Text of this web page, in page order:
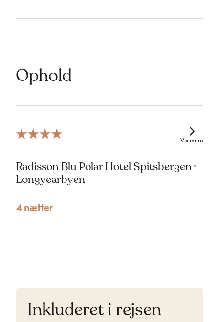
Ophold
Radisson Blu Polar Hotel Spitsbergen ·
Longyearbyen
4 nætter
Vis mere
Inkluderet i rejsen